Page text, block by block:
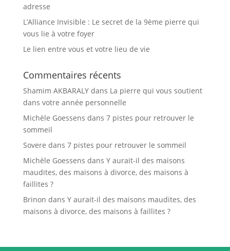
adresse
L’Alliance Invisible : Le secret de la 9ème pierre qui
vous lie à votre foyer
Le lien entre vous et votre lieu de vie
Commentaires récents
Shamim AKBARALYdans La pierre qui vous soutient
dans votre année personnelle
Michèle Goessens dans 7 pistes pour retrouver le
sommeil
Sovere dans 7 pistes pour retrouver le sommeil
Michèle Goessens dans Y aurait-il des maisons
maudites, des maisons à divorce, des maisons à
faillites ?
Brinon dans Y aurait-il des maisons maudites, des
maisons à divorce, des maisons à faillites ?